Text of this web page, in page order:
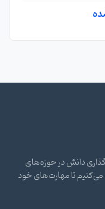
دانش در حوزه‌های
تا مهارت‌های خود